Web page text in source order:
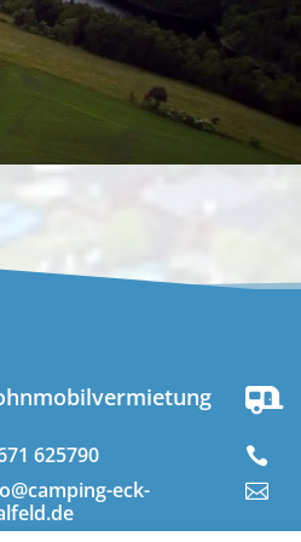
625790
eck-


